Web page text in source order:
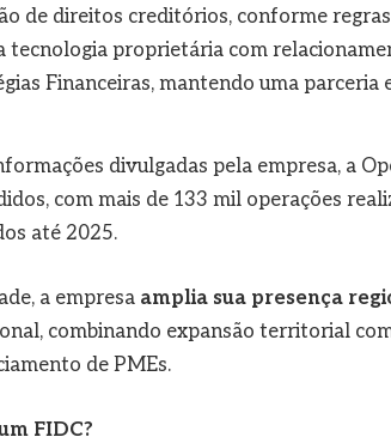
de direitos creditórios, conforme
tecnologia proprietária com
Financeiras, mantendo uma parceria
divulgadas pela empresa, a
com mais de 133 mil operações
até 2025.
a empresa amplia sua presença
combinando expansão territorial
de PMEs.
FIDC?